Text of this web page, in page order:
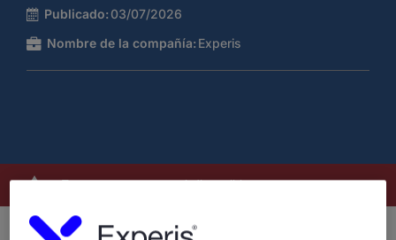
Publicado: 03/07/2026
Nombre de la compañía: Experis
Este puesto ya no está disponible
En Experis
, buscamos incorporar a nuestro